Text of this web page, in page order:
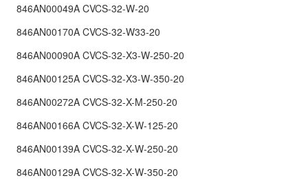
846AN00049A CVCS-32-W-20
846AN00170A CVCS-32-W33-20
846AN00090A CVCS-32-X3-W-250-20
846AN00125A CVCS-32-X3-W-350-20
846AN00272A CVCS-32-X-M-250-20
846AN00166A CVCS-32-X-W-125-20
846AN00139A CVCS-32-X-W-250-20
846AN00129A CVCS-32-X-W-350-20